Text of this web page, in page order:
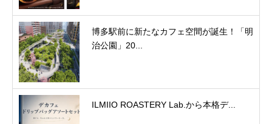
博多駅前に新たなカフェ空間が誕生！「明
治公園」20...
ILMIIO ROASTERY Lab.から本格デ...